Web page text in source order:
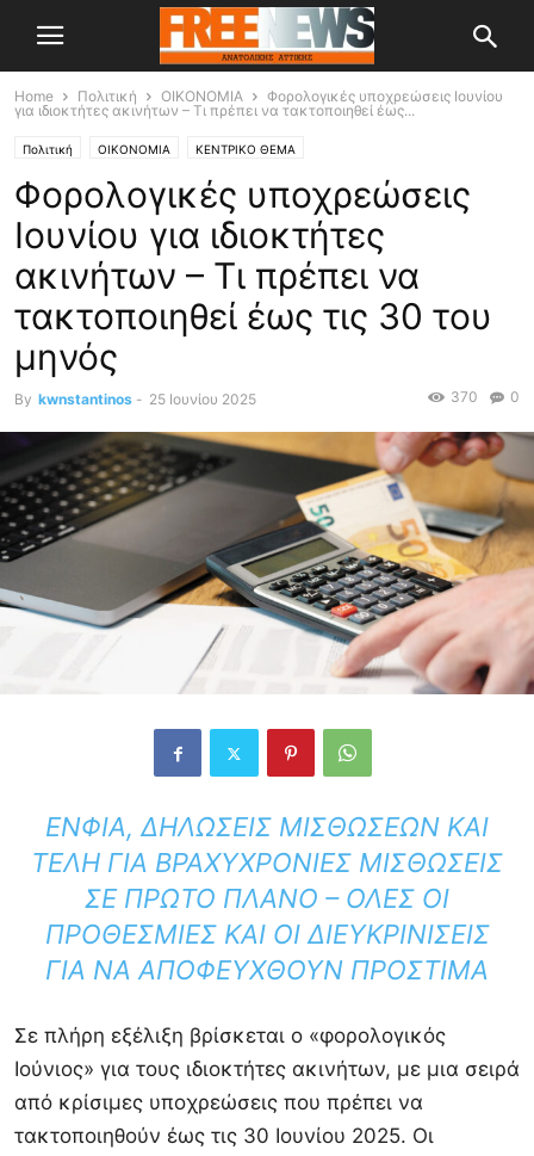
Home Πολιτική OIKONOMIA
Φορολογικές υποχρεώσεις Ιουνίου
για ιδιοκτήτες ακινήτων – Τι πρέπει να τακτοποιηθεί έως...
Πολιτική OIKONOMIA ΚΕΝΤΡΙΚΟ ΘΕΜΑ
Φορολογικές υποχρεώσεις
Ιουνίου για ιδιοκτήτες
ακινήτων – Τι πρέπει να
τακτοποιηθεί έως τις 30 του
μηνός
By kwnstantinos - 25 Ιουνίου 2025 0
370
ΕΝΦΙΑ, ΔΗΛΏΣΕΙΣ ΜΙΣΘΏΣΕΩΝ ΚΑΙ
ΤΈΛΗ ΓΙΑ ΒΡΑΧΥΧΡΌΝΙΕΣ ΜΙΣΘΏΣΕΙΣ
ΣΕ ΠΡΏΤΟ ΠΛΆΝΟ – ΌΛΕΣ ΟΙ
ΠΡΟΘΕΣΜΊΕΣ ΚΑΙ ΟΙ ΔΙΕΥΚΡΙΝΊΣΕΙΣ
ΓΙΑ ΝΑ ΑΠΟΦΕΥΧΘΟΎΝ ΠΡΌΣΤΙΜΑ
Σε πλήρη εξέλιξη βρίσκεται ο «φορολογικός
Ιούνιος» για τους ιδιοκτήτες ακινήτων, με μια σειρά
από κρίσιμες υποχρεώσεις που πρέπει να
τακτοποιηθούν έως τις 30 Ιουνίου 2025. Οι